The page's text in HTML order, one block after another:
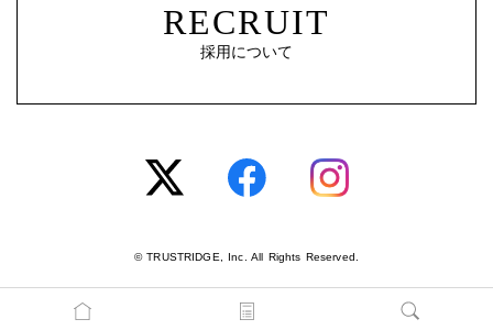
RECRUIT
採用について
© TRUSTRIDGE, Inc. All Rights Reserved.